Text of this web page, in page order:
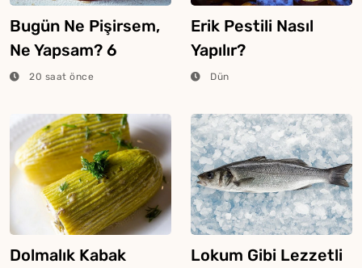
Bugün Ne Pişirsem,
Ne Yapsam? 6
Ağustos 2026
20 saat önce
Erik Pestili Nasıl
Yapılır?
Dün
Dolmalık Kabak
Lokum Gibi Lezzetli